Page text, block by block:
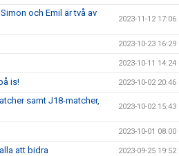
och Emil är två av
2023-11-12 17:06
2023-10-23 16:29
2023-10-11 14:24
is! 2023-10-02 20:46
samt J18-matcher,
2023-10-02 15:43
2023-10-01 08:00
att bidra 2023-09-25 19:52